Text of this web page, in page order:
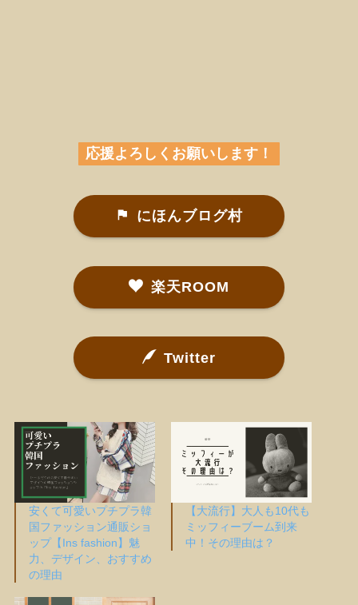
応援よろしくお願いします！
にほんブログ村
楽天ROOM
Twitter
安くて可愛いプチプラ韓
国ファッション通販ショ
ップ【Ins fashion】魅
力、デザイン、おすすめ
の理由
【大流行】大人も10代も
ミッフィーブーム到来
中！その理由は？